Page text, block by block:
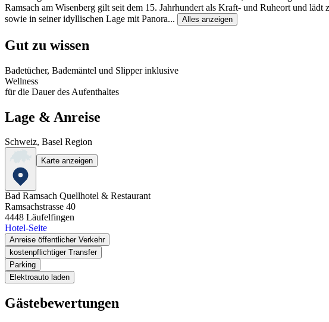
Ramsach am Wisenberg gilt seit dem 15. Jahrhundert als Kraft- und Ruheort und
sowie in seiner idyllischen Lage mit Panora... Alles anzeigen
Gut zu wissen
Badetücher, Bademäntel und Slipper inklusive
Wellness
für die Dauer des Aufenthaltes
Lage & Anreise
Schweiz, Basel Region
Karte anzeigen
Bad Ramsach Quellhotel & Restaurant
Ramsachstrasse 40
4448 Läufelfingen
Hotel-Seite
Anreise öffentlicher Verkehr
kostenpflichtiger Transfer
Parking
Elektroauto laden
Gästebewertungen